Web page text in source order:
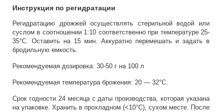
Инструкция по регидратации
Регидратацию дрожжей осуществлять стерильной водой или
суслом в соотношении 1:10 соответственно при температуре 25-
35°C. Оставить на 15 мин. Аккуратно перемешать и задать в
бродильную емкость.
Рекомендуемая дозировка: 30-50 г на 100 л
Рекомендуемая температура брожения: 20 — 32°C.
Срок годности 24 месяца с даты производства, которая указана
на упаковке. Хранить в прохладном (<10°C), сухом месте. После